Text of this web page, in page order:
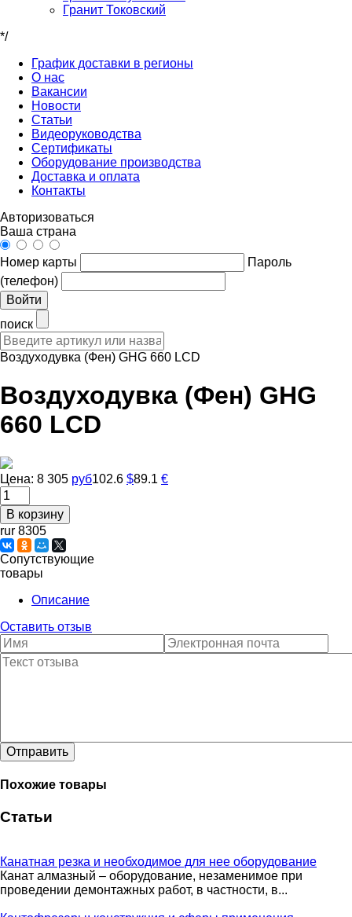
Гранит Токовский
*/
График доставки в регионы
О нас
Вакансии
Новости
Статьи
Видеоруководства
Сертификаты
Оборудование производства
Доставка и оплата
Контакты
Авторизоваться
Ваша страна
Номер карты
Пароль
(телефон)
Войти
поиск
Воздуходувка (Фен) GHG 660 LCD
Воздуходувка (Фен) GHG
660 LCD
Цена: 8 305 руб102.6 $89.1 €
rur 8305
Сопутствующие
товары
Описание
Оставить отзыв
Отправить
Похожие товары
Статьи
Канатная резка и необходимое для нее оборудование
Канат алмазный – оборудование, незаменимое при
проведении демонтажных работ, в частности, в...